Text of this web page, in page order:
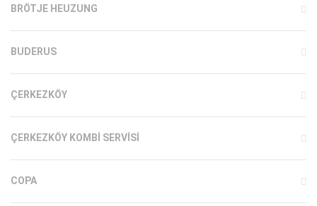
BRÖTJE HEUZUNG
BUDERUS
ÇERKEZKÖY
ÇERKEZKÖY KOMBI SERVISI
COPA